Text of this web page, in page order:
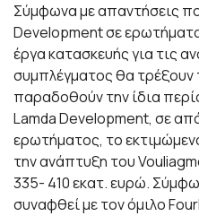
Σύμφωνα με απαντήσεις
Development σε
έργα κατασκευής για τις
συμπλέγματος θα
παραδοθούν την ίδια
Lamda Development, σε
ερωτήματος, το
την ανάπτυξη του
335- 410 εκατ. ευρώ.
συναφθεί με τον όμιλο